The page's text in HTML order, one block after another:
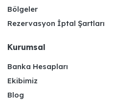
Bölgeler
Rezervasyon İptal Şartları
Kurumsal
Banka Hesapları
Ekibimiz
Blog